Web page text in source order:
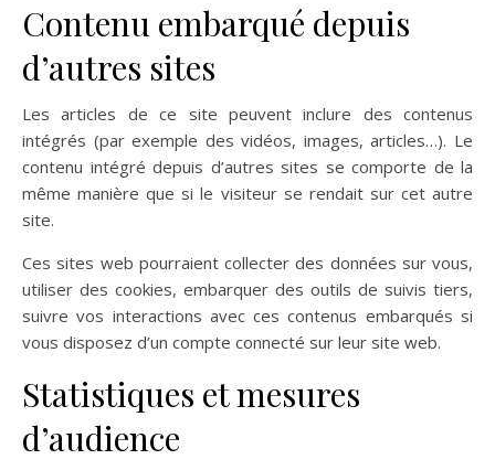
Contenu embarqué depuis
d’autres sites
Les articles de ce site peuvent inclure des contenus
intégrés (par exemple des vidéos, images, articles…). Le
contenu intégré depuis d’autres sites se comporte de la
même manière que si le visiteur se rendait sur cet autre
site.
Ces sites web pourraient collecter des données sur vous,
utiliser des cookies, embarquer des outils de suivis tiers,
suivre vos interactions avec ces contenus embarqués si
vous disposez d’un compte connecté sur leur site web.
Statistiques et mesures
d’audience